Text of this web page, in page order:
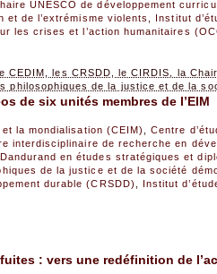
UNESCO de développement
de l’extrémisme violents
Institut
les crises et l’action humanitaires
CEDIM, les CRSDD, le CIRDIS, la
philosophiques de la justice et de la
de six unités membres de l’EIM
la mondialisation (CEIM)
,Centre
interdisciplinaire de recherche en
en études stratégiques et
de la justice et de la société
durable (CRSDD)
Institut
: vers une redéfinition de